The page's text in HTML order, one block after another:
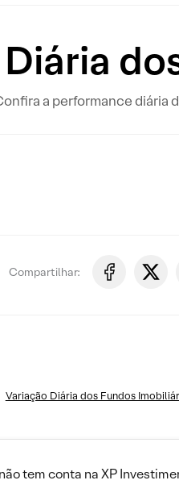
a performance diária
Compartilhar:
Variação Diária dos Fundos
tem conta na XP